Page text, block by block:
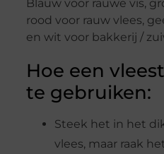
Blauw voor rauwe vis,
rood voor rauw vlees,
en wit voor bakkerij /
Hoe een
te gebruiken:
Steek het in het
vlees, maar raak